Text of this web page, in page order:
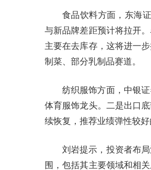
食品饮料方面，东海
与新品牌差距预计将拉开
主要在去库存，这将进一
制菜、部分乳制品赛道。
纺织服饰方面，中银
体育服饰龙头。二是出口
续恢复，推荐业绩弹性较好
刘岩提示，投资者布
围，包括其主要领域和相